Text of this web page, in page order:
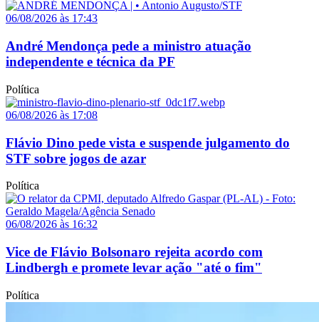
06/08/2026 às 17:43
André Mendonça pede a ministro atuação
independente e técnica da PF
Política
06/08/2026 às 17:08
Flávio Dino pede vista e suspende julgamento do
STF sobre jogos de azar
Política
06/08/2026 às 16:32
Vice de Flávio Bolsonaro rejeita acordo com
Lindbergh e promete levar ação "até o fim"
Política